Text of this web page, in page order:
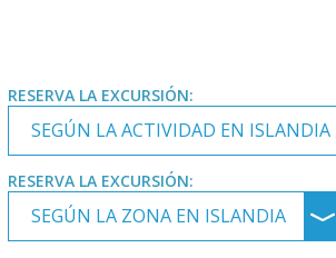
RESERVA LA EXCURSIÓN:
SEGÚN LA ACTIVIDAD EN ISLANDIA
RESERVA LA EXCURSIÓN:
SEGÚN LA ZONA EN ISLANDIA ﹀